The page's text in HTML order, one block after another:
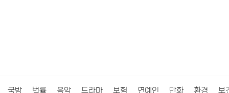
국방 법률 음악 드라마 보험 연예인 만화 환경 보